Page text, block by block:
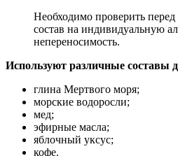
Необходимо проверить
состав на индивидуальную
непереносимость.
Используют различные составы
глина Мертвого моря;
морские водоросли;
мед;
эфирные масла;
яблочный уксус;
кофе.